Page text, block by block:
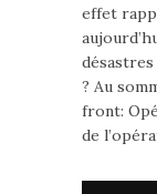
effet
? Au
front:
de